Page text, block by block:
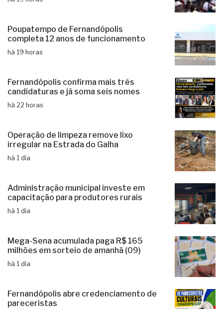
Poupatempo de Fernandópolis
completa 12 anos de funcionamento
há 19 horas
Fernandópolis confirma mais três
candidaturas e já soma seis nomes
há 22 horas
Operação de limpeza remove lixo
irregular na Estrada do Galha
há 1 dia
Administração municipal investe em
capacitação para produtores rurais
há 1 dia
Mega-Sena acumulada paga R$ 165
milhões em sorteio de amanhã (09)
há 1 dia
Fernandópolis abre credenciamento de
pareceristas